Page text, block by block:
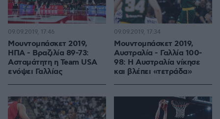
Μουντομπάσκετ 2019,
ΗΠΑ - Βραζιλία 89-73:
Ασταμάτητη η Team USA
ενόψει Γαλλίας
09.09.2019, 17:46
Μουντομπάσκετ 2019,
Αυστραλία - Γαλλία 100-
98: Η Αυστραλία νίκησε
και βλέπει «τετράδα»
09.09.2019, 17:34